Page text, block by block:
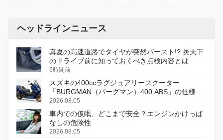
ヘッドラインニュース
真夏の高速道路でタイヤが突然バースト!? 炎天下
のドライブ前に知っておくべき点検内容とは
6時間前
スズキの400ccラグジュアリースクーター
「BURGMAN（バーグマン）400 ABS」の仕様を
変更し、8月18日に発売
2026.08.05
車内での仮眠、どこまで安全？エンジンかけっぱ
なしの危険性
2026.08.05